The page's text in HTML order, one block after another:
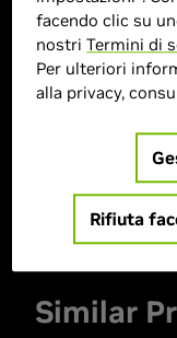
> GPU : GeForce
> CPU : i7-
> Dimensione
> Storage : 1TB
Prodotto
Similar
facendo clic su
nostriTermini di
Per ulteriori
alla privacy,
Rifiuta